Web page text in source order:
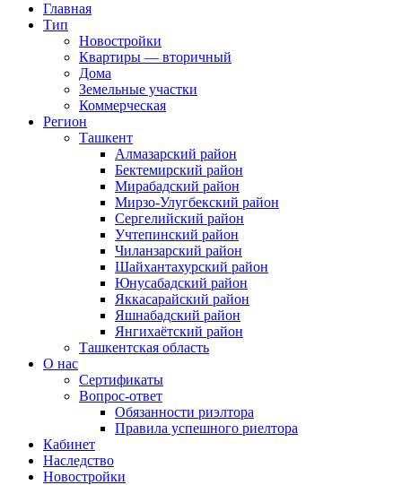
Главная
Тип
Новостройки
Квартиры — вторичный
Дома
Земельные участки
Коммерческая
Регион
Ташкент
Алмазарский район
Бектемирский район
Мирабадский район
Мирзо-Улугбекский район
Сергелийский район
Учтепинский район
Чиланзарский район
Шайхантахурский район
Юнусабадский район
Яккасарайский район
Яшнабадский район
Янгихаётский район
Ташкентская область
О нас
Сертификаты
Вопрос-ответ
Обязанности риэлтора
Правила успешного риелтора
Кабинет
Наследство
Новостройки